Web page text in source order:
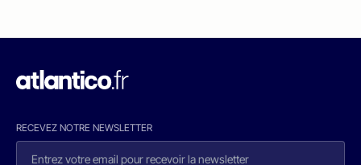
RECEVEZ NOTRE NEWSLETTER